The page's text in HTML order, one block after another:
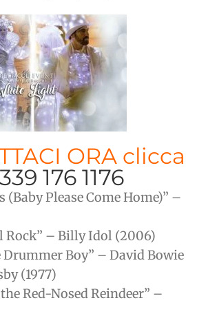
ORA clicca
176 1176
(Baby Please Come Home)” –
Rock” – Billy Idol (2006)
Drummer Boy” – David Bowie
(1977)
Red-Nosed Reindeer” –